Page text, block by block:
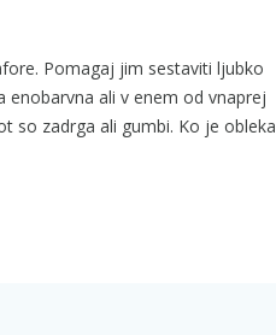
Pomagaj jim sestaviti ljubko
ali v enem od vnaprej
so zadrga ali gumbi. Ko je obleka